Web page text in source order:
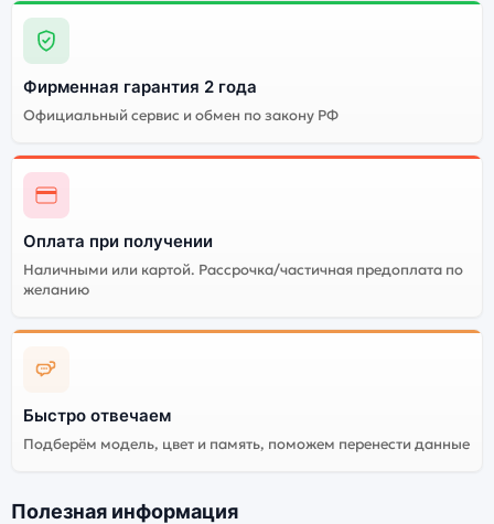
Фирменная гарантия 2 года
Официальный сервис и обмен по закону РФ
Оплата при получении
Наличными или картой. Рассрочка/частичная предоплата по
желанию
Быстро отвечаем
Подберём модель, цвет и память, поможем перенести данные
Полезная информация